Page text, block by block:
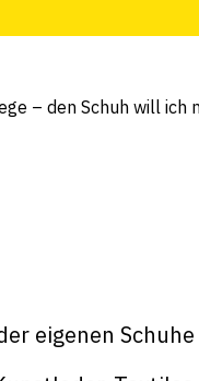
– den Schuh will ich
eigenen Schuhe